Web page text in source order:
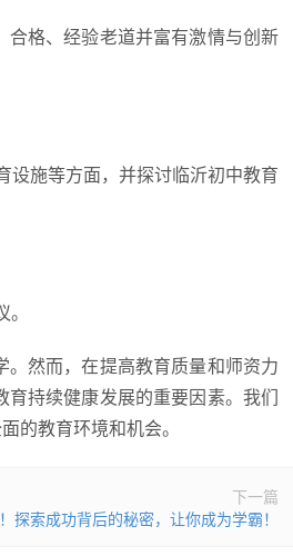
格、经验老道并富有激情与创新
设施等方面，并探讨临沂初中教育
然而，在提高教育质量和师资力
持续健康发展的重要因素。我们
的教育环境和机会。
下一篇
探索成功背后的秘密，让你成为学霸！